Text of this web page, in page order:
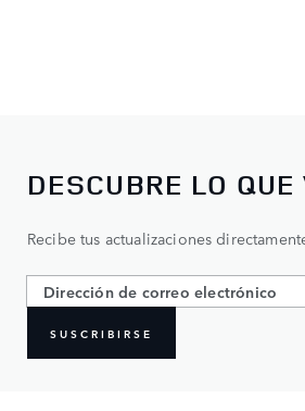
DESCUBRE LO QUE
Recibe tus actualizaciones
SUSCRIBIRSE